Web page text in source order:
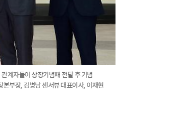
계자들이 상장기념패 전달 후 기념
부장, 김병남 센서뷰 대표이사, 이재현